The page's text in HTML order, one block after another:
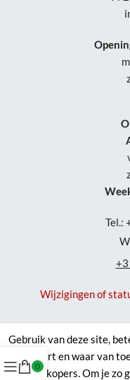
Tel.:
Wijzigingen of
Gebruik van deze site,
accepteert en waar van
derde verkopers. Om je zo
0